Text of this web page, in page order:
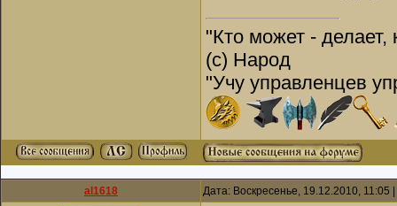
"Кто может - делает,
(с) Народ
"Учу управленцев
al1618 Дата: Воскресенье, 19.12.2010,